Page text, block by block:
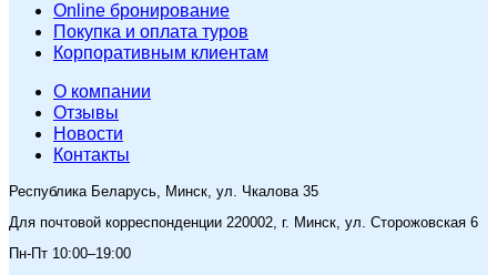
Online бронирование
Покупка и оплата туров
Корпоративным клиентам
O компании
Отзывы
Новости
Контакты
Республика Беларусь, Минск, ул. Чкалова 35
Для почтовой корреспонденции 220002, г. Минск, ул. Сторожовская 6
Пн-Пт 10:00–19:00